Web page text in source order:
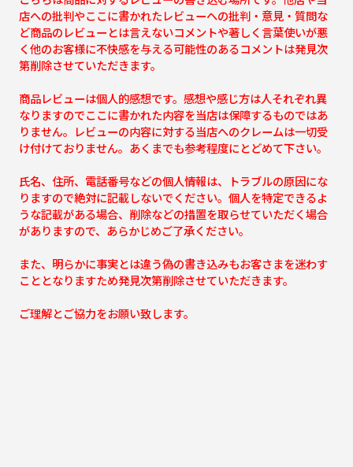
店への批判やここに書かれたレビューへの批判・意見・質問な
ど商品のレビューとは言えないコメントや著しく言葉使いが悪
く他のお客様に不快感を与える可能性のあるコメントは発見次
第削除させていただきます。
商品レビューは個人的感想です。感想や感じ方は人それぞれ異
なりますのでここに書かれた内容を当店は保障するものではあ
りません。レビューの内容に対する当店へのクレームは一切受
け付けておりません。あくまでも参考程度にとどめて下さい。
氏名、住所、電話番号などの個人情報は、トラブルの原因にな
りますので絶対に記載しないでください。個人を特定できるよ
うな記載がある場合、削除などの措置を取らせていただく場合
がありますので、あらかじめご了承ください。
また、明らかに事実とは違う偽の書き込みもお客さまを迷わす
こととなりますため発見次第削除させていただきます。
ご理解とご協力をお願い致します。